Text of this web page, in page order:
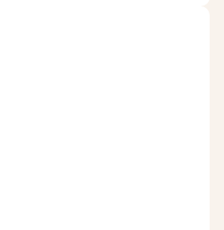
seguro y sin juicios, con un
humano. Integro diferentes
EMDR— para
la comunicación y promover